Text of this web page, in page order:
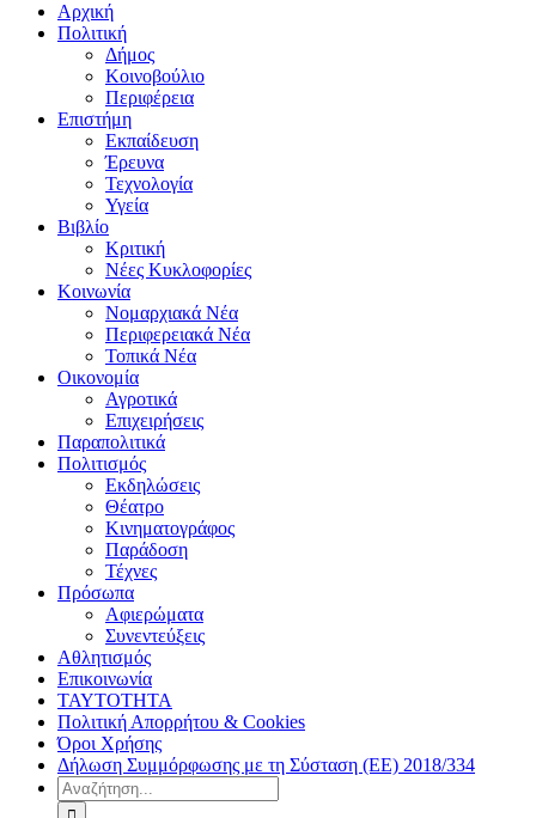
Αρχική
Πολιτική
Δήμος
Κοινοβούλιο
Περιφέρεια
Επιστήμη
Εκπαίδευση
Έρευνα
Τεχνολογία
Υγεία
Βιβλίο
Κριτική
Νέες Κυκλοφορίες
Κοινωνία
Νομαρχιακά Νέα
Περιφερειακά Νέα
Τοπικά Νέα
Οικονομία
Αγροτικά
Επιχειρήσεις
Παραπολιτικά
Πολιτισμός
Εκδηλώσεις
Θέατρο
Κινηματογράφος
Παράδοση
Τέχνες
Πρόσωπα
Αφιερώματα
Συνεντεύξεις
Αθλητισμός
Επικοινωνία
ΤΑΥΤΟΤΗΤΑ
Πολιτική Απορρήτου & Cookies
Όροι Χρήσης
Δήλωση Συμμόρφωσης με τη Σύσταση (ΕΕ) 2018/334
Αναζήτηση
για: